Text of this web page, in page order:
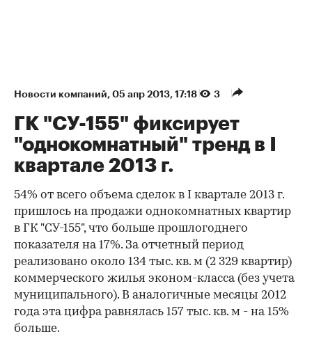
Новости компаний⁠, 05 апр 2013, 17:18 3
ГК "СУ-155" фиксирует
"однокомнатный" тренд в I
квартале 2013 г.
54% от всего объема сделок в I квартале 2013 г.
пришлось на продажи однокомнатных квартир
в ГК "СУ-155", что больше прошлогоднего
показателя на 17%. За отчетный период
реализовано около 134 тыс. кв. м (2 329 квартир)
коммерческого жилья эконом-класса (без учета
муниципального). В аналогичные месяцы 2012
года эта цифра равнялась 157 тыс. кв. м - на 15%
больше.